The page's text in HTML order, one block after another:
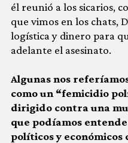
él reunió a los sicarios,
que vimos en los chats,
logística y dinero para
adelante el asesinato.
Algunas nos
como un “femicidio
dirigido contra una
que podíamos
políticos y económicos